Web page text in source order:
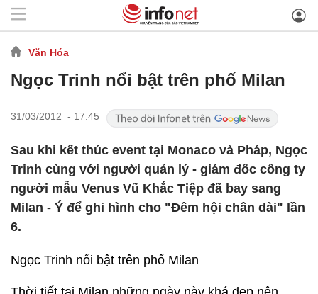
Văn Hóa
Ngọc Trinh nổi bật trên phố Milan
31/03/2012 - 17:45
Sau khi kết thúc event tại Monaco và Pháp, Ngọc
Trinh cùng với người quản lý - giám đốc công ty
người mẫu Venus Vũ Khắc Tiệp đã bay sang
Milan - Ý để ghi hình cho "Đêm hội chân dài" lần
6.
Ngọc Trinh nổi bật trên phố Milan